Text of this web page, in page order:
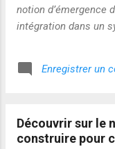
notion d’émergence
intégration dans un
d’auto-
feed backs) sont
du système, dans sa
Enregistrer un
Découvrir sur le
construire pour